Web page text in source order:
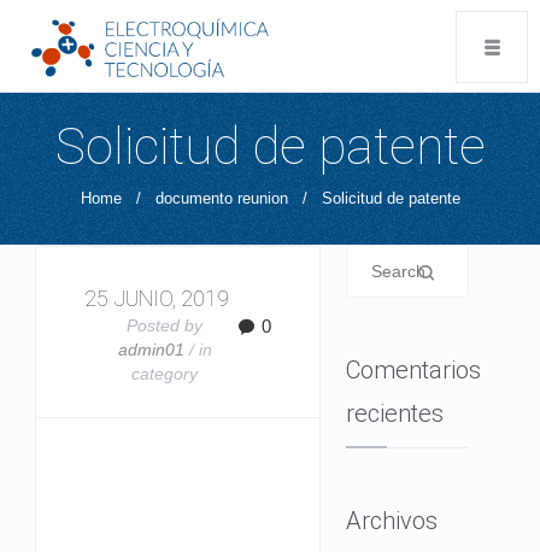
Solicitud de patente
Home / documento reunion / Solicitud de patente
25 JUNIO, 2019
Posted by
admin01 / in
category
0
Comentarios
recientes
Archivos